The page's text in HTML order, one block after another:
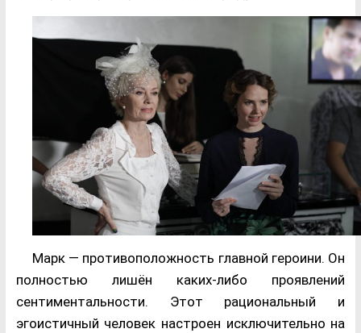
Марк — противоположность главной героини. Он
полностью лишён каких-либо проявлений
сентиментальности. Этот рациональный и
эгоистичный человек настроен исключительно на